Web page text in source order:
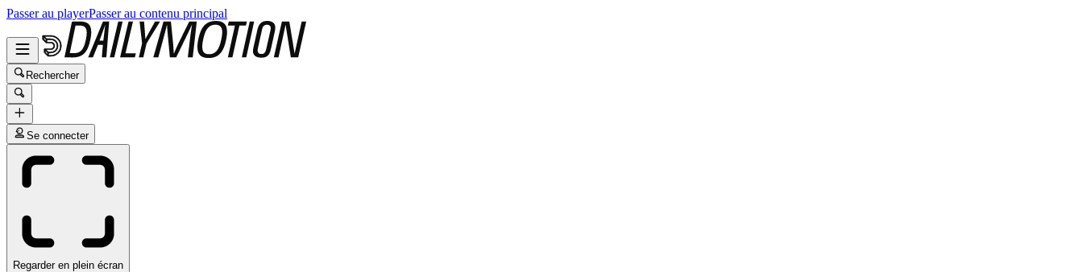
Passer au playerPasser au contenu principal
Rechercher
Se connecter
Regarder en plein écran